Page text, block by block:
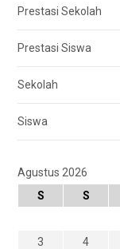
Prestasi Sekolah
Prestasi Siswa
Sekolah
Siswa
Agustus 2026
S
S
3
4